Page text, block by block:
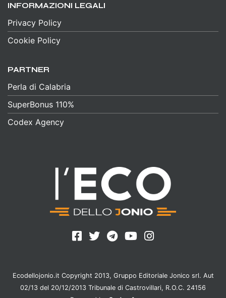
INFORMAZIONI LEGALI
Privacy Policy
Cookie Policy
PARTNER
Perla di Calabria
SuperBonus 110%
Codex Agency
Ecodellojonio.it Copyright 2013, Gruppo Editoriale Jonico srl. Aut
02/13 del 20/12/2013 Tribunale di Castrovillari, R.O.C. 24156